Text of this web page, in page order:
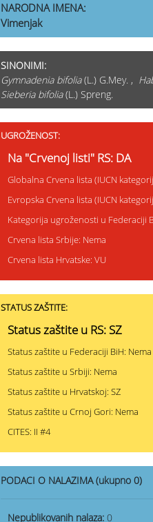
NARODNA IMENA:
Vimenjak
SINONIMI:
Gymnadenia bifolia(L.) G.Mey. ,
Sieberia bifolia(L.) Spreng.
UGROŽENOST:
Na "Crvenoj listi" RS: DA
Globalna Crvena lista (IUCN
Evropska Crvena lista (IUCN
Kategorija ugroženosti u Federaciji
Crvena lista Srbije: Nema
Crvena lista Hrvatske: VU
STATUS ZAŠTITE:
Status zaštite u RS: SZ
Status zaštite u Federaciji BiH: Nema
Status zaštite u Srbiji: Nema
Status zaštite u Hrvatskoj: SZ
Status zaštite u Crnoj Gori: Nema
CITES: II #4
PODACI O NALAZIMA (ukupno 0)
Nepublikovanih nalaza: 0